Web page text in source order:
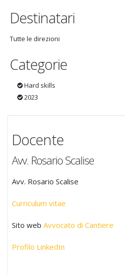
Destinatari
Tutte le direzioni
Categorie
Hard skills
2023
Docente
Avv. Rosario Scalise
Avv. Rosario Scalise
Curriculum vitae
Sito web Avvocato di Cantiere
Profilo LinkedIn